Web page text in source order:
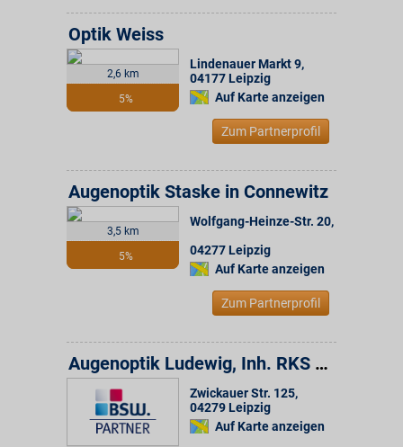
2,6 km
5%
Optik Weiss
Lindenauer Markt 9,
04177 Leipzig
Auf Karte anzeigen
Zum Partnerprofil
3,5 km
5%
Augenoptik Staske in Connewitz
Wolfgang-Heinze-Str. 20,
04277 Leipzig
Auf Karte anzeigen
Zum Partnerprofil
Augenoptik Ludewig, Inh. RKS Optik GmbH
Zwickauer Str. 125,
04279 Leipzig
Auf Karte anzeigen